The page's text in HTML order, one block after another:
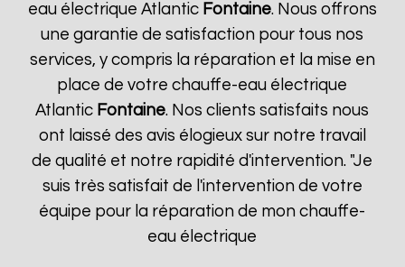
eau électrique Atlantic Fontaine. Nous offrons
une garantie de satisfaction pour tous nos
services, y compris la réparation et la mise en
place de votre chauffe-eau électrique
Atlantic Fontaine. Nos clients satisfaits nous
ont laissé des avis élogieux sur notre travail
de qualité et notre rapidité d'intervention. "Je
suis très satisfait de l'intervention de votre
équipe pour la réparation de mon chauffe-
eau électrique